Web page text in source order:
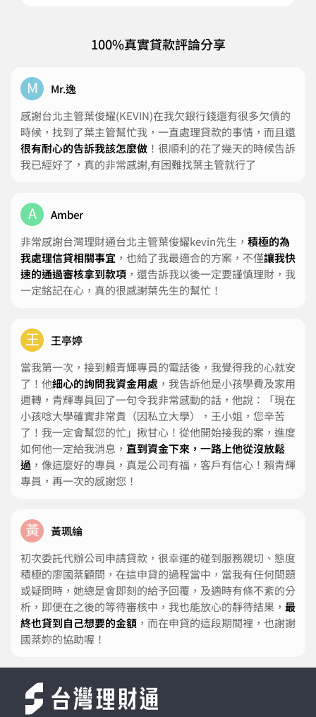
100%真實貸款評論分享
M
Mr.逸
感謝台北主管葉俊耀(KEVIN)在我欠銀行錢還有很多欠債的
時候，找到了葉主管幫忙我，一直處理貸款的事情，而且還
很有耐心的告訴我該怎麼做 ！很順利的花了幾天的時候告訴
我已經好了，真的非常感謝,有困難找葉主管就行了
A
Amber
非常感謝台灣理財通台北主管葉俊耀kevin先生， 積極的為
我處理信貸相關事宜 ，也給了我最適合的方案，不僅讓我快
速的通過審核拿到款項 ，還告訴我以後一定要謹慎理財，我
一定銘記在心，真的很感謝葉先生的幫忙！
王
王亭婷
當我第一次，接到賴青輝專員的電話後，我覺得我的心就安
了！他細心的詢問我資金用處 ，我告訴他是小孩學費及家用
週轉，青輝專員回了一句令我非常感動的話，他說：「現在
小孩唸大學確實非常貴（因私立大學），王小姐，您辛苦
了！我一定會幫您的忙」揪甘心！從他開始接我的案，進度
如何他一定給我消息， 直到資金下來，一路上他從沒放鬆
過 ，像這麼好的專員，真是公司有福，客戶有信心！賴青輝
專員，再一次的感謝您！
黃
黃珮綸
初次委託代辦公司申請貸款，很幸運的碰到服務親切、態度
積極的廖國棻顧問，在這申貸的過程當中，當我有任何問題
或疑問時，她總是會即刻的給予回覆，及適時有條不紊的分
析，即便在之後的等待審核中，我也能放心的靜待結果， 最
終也貸到自己想要的金額 ，而在申貸的這段期間裡，也謝謝
國棻妳的協助喔！